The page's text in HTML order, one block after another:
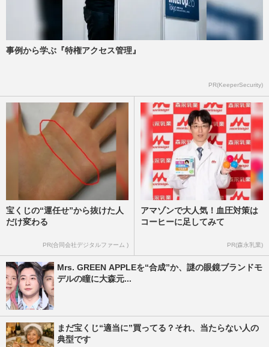
事例から学ぶ『特権アクセス管理』
PR(KeeperSecurity)
宝くじの“運任せ”から抜けた人
だけ変わる
PR(合同会社デジタルファーム )
アマゾンで大人気！血圧対策は
コーヒーに足してみて
PR(森永乳業)
Mrs. GREEN APPLEを“合成”か、謎の眼鏡ブランドモ
デルの瞳に大森元...
まだ宝くじ“適当に”買ってる？それ、当たらない人の
典型です